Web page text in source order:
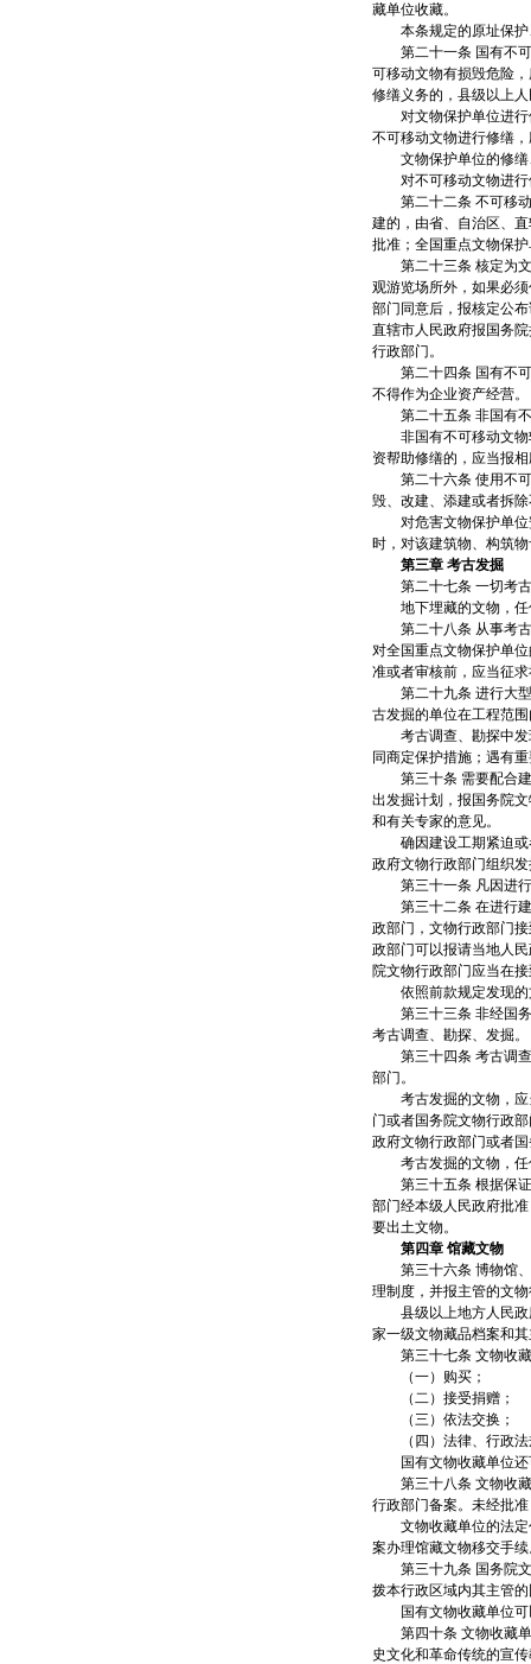
藏单位收藏。
本条规定的原址保护
第二十一条 国有不可
可移动文物有损毁危险
修缮义务的，县级以上
对文物保护单位进行
不可移动文物进行修缮
文物保护单位的修缮
对不可移动文物进行
第二十二条 不可移动
建的，由省、自治区、
批准；全国重点文物保
第二十三条 核定为文
观游览场所外，如果必
部门同意后，报核定公
直辖市人民政府报国务
行政部门。
第二十四条 国有不可
不得作为企业资产经营。
第二十五条 非国有不
非国有不可移动文物
资帮助修缮的，应当报
第二十六条 使用不可
毁、改建、添建或者拆
对危害文物保护单位
时，对该建筑物、构筑
第三章 考古发掘
第二十七条 一切考古
地下埋藏的文物，任
第二十八条 从事考古
对全国重点文物保护单
准或者审核前，应当征
第二十九条 进行大型
古发掘的单位在工程范
考古调查、勘探中发
同商定保护措施；遇有
第三十条 需要配合建
出发掘计划，报国务院
和有关专家的意见。
确因建设工期紧迫或
政府文物行政部门组织
第三十一条 凡因进行
第三十二条 在进行建
政部门，文物行政部门
政部门可以报请当地人
院文物行政部门应当在
依照前款规定发现的
第三十三条 非经国务
考古调查、勘探、发掘。
第三十四条 考古调查
部门。
考古发掘的文物，应
门或者国务院文物行政
政府文物行政部门或者
考古发掘的文物，任
第三十五条 根据保证
部门经本级人民政府批
要出土文物。
第四章 馆藏文物
第三十六条 博物馆、
理制度，并报主管的文
县级以上地方人民政
家一级文物藏品档案和
第三十七条 文物收藏
（一）购买；
（二）接受捐赠；
（三）依法交换；
（四）法律、行政法
国有文物收藏单位还
第三十八条 文物收藏
行政部门备案。未经批
文物收藏单位的法定
案办理馆藏文物移交手续
第三十九条 国务院文
拨本行政区域内其主管
国有文物收藏单位可
第四十条 文物收藏单
史文化和革命传统的宣